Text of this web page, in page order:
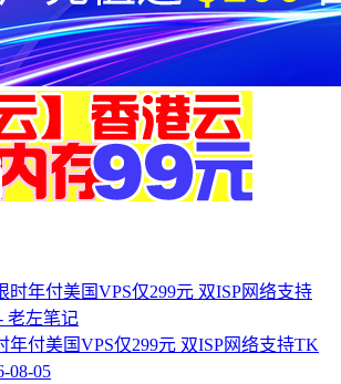
年付美国VPS仅299元 双ISP网络支持TK
08-05